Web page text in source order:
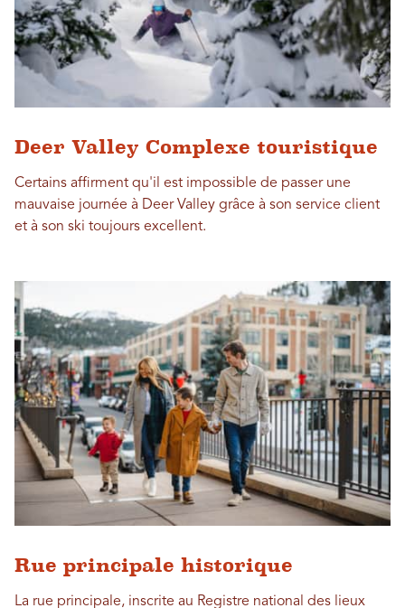
Deer Valley Complexe touristique
Certains affirment qu'il est impossible de passer une
mauvaise journée à Deer Valley grâce à son service client
et à son ski toujours excellent.
Rue principale historique
La rue principale, inscrite au Registre national des lieux